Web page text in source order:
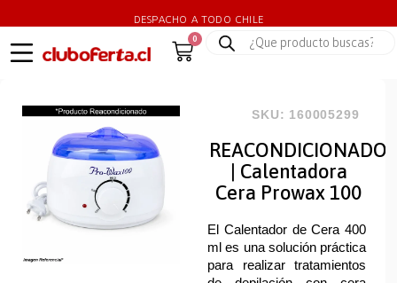
DESPACHO A TODO CHILE
0
SKU: 160005299
REACONDICIONADO
| Calentadora
Cera Prowax 100
El Calentador de Cera 400
ml es una solución práctica
para realizar tratamientos